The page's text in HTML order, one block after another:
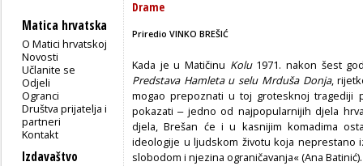
Matica hrvatska
O Matici hrvatskoj
Novosti
Učlanite se
Odjeli
Ogranci
Društva prijatelja i
partneri
Kontakt
Izdavaštvo
Drame
Priredio VINKO BREŠIĆ
Kada je u Matičinu Kolu1971. nakon šest
Predstava Hamleta u selu Mrduša Donja,
mogao prepoznati u toj grotesknoj tragediji
pokazati ‒ jedno od najpopularnijih djela
djela, Brešan će i u kasnijim komadima
ideologije u ljudskom životu koja neprestano
slobodom i njezina ograničavanja« (Ana Batinić).